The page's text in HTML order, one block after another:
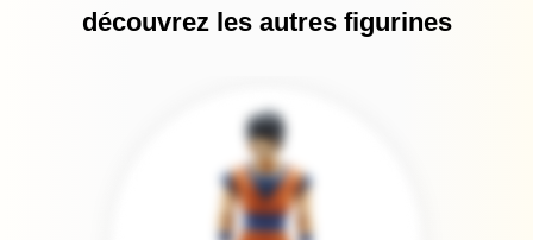
découvrez les autres figurines